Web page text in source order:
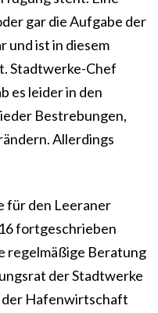
gar die Aufgabe der
und ist in diesem
Stadtwerke-Chef
es leider in den
Bestrebungen,
Allerdings
für den Leeraner
fortgeschrieben
regelmäßige Beratung
der Stadtwerke
der Hafenwirtschaft